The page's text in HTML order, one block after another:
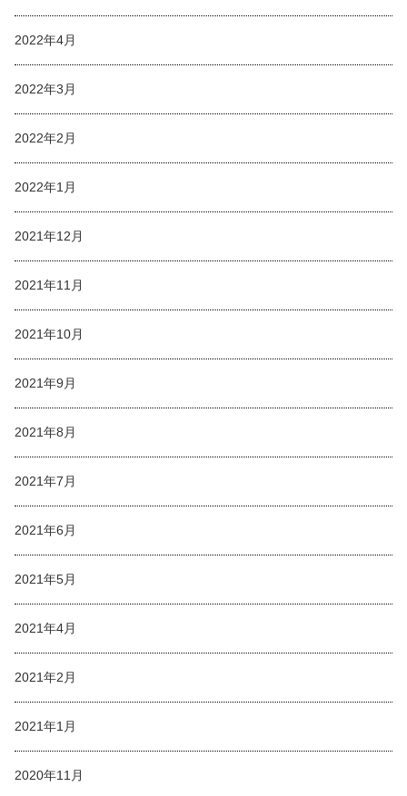
2022年4月
2022年3月
2022年2月
2022年1月
2021年12月
2021年11月
2021年10月
2021年9月
2021年8月
2021年7月
2021年6月
2021年5月
2021年4月
2021年2月
2021年1月
2020年11月